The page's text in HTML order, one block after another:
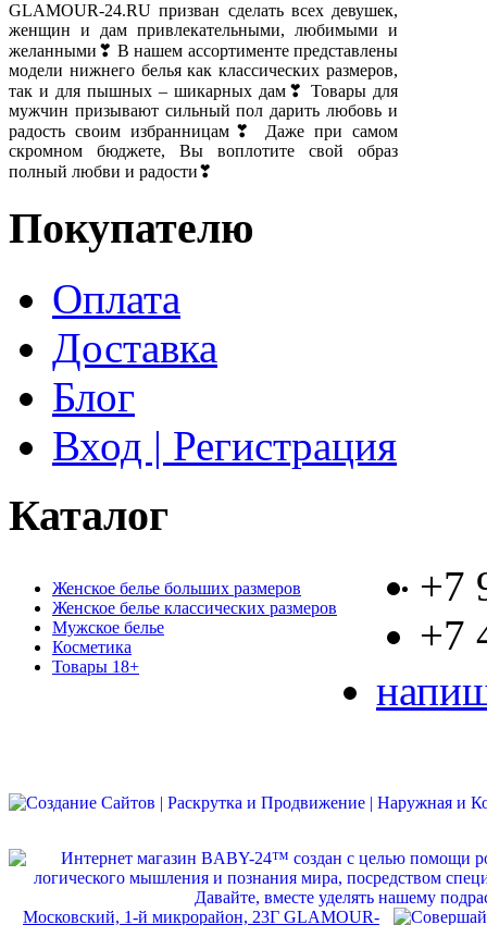
GLAMOUR-24.RU призван сделать всех девушек,
женщин и дам привлекательными, любимыми и
желанными❣ В нашем ассортименте представлены
модели нижнего белья как классических размеров,
так и для пышных – шикарных дам❣ Товары для
мужчин призывают сильный пол дарить любовь и
радость своим избранницам❣ Даже при самом
скромном бюджете, Вы воплотите свой образ
полный любви и радости❣
Покупателю
Оплата
Доставка
Блог
Вход | Регистрация
Каталог
Женское белье больших размеров
Женское белье классических размеров
Мужское белье
Косметика
Товары 18+
+7
+7
Московский, 1-й микрорайон, 23Г GLAMOUR-